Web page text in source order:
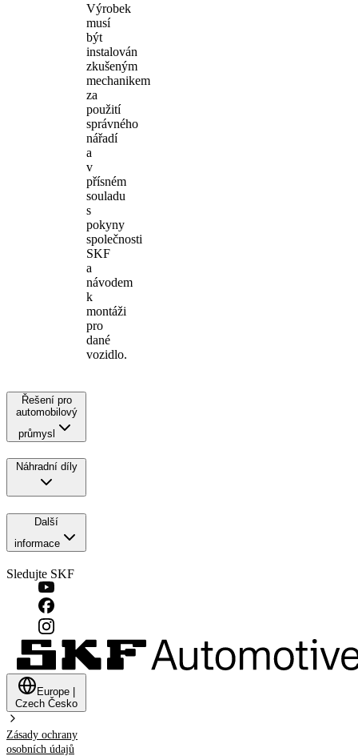
Výrobek
musí
být
instalován
zkušeným
mechanikem
za
použití
správného
nářadí
a
v
přísném
souladu
s
pokyny
společnosti
SKF
a
návodem
k
montáži
pro
dané
vozidlo.
Řešení pro
automobilový
průmysl
Náhradní díly
Další
informace
Sledujte SKF
Europe
Czech Česko
Zásady ochrany
osobních údajů